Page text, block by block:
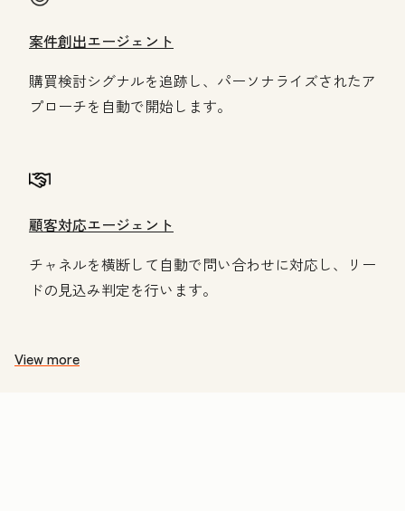
案件創出エージェント
購買検討シグナルを追跡し、パーソナライズされたア
プローチを自動で開始します。
顧客対応エージェント
チャネルを横断して自動で問い合わせに対応し、リー
ドの見込み判定を行います。
View more